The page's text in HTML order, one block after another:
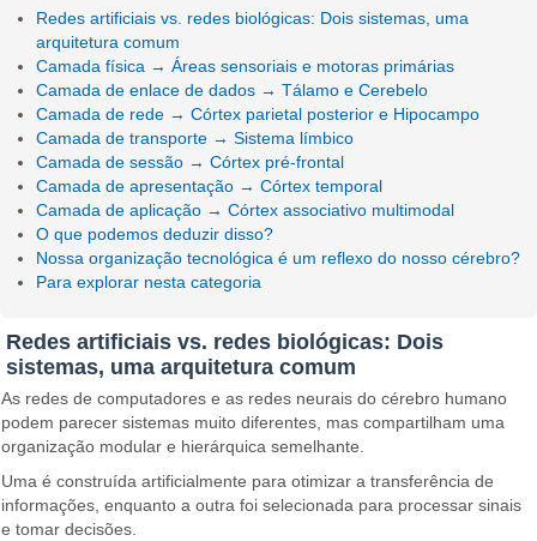
Redes artificiais vs. redes biológicas: Dois sistemas, uma
arquitetura comum
Camada física → Áreas sensoriais e motoras primárias
Camada de enlace de dados → Tálamo e Cerebelo
Camada de rede → Córtex parietal posterior e Hipocampo
Camada de transporte → Sistema límbico
Camada de sessão → Córtex pré-frontal
Camada de apresentação → Córtex temporal
Camada de aplicação → Córtex associativo multimodal
O que podemos deduzir disso?
Nossa organização tecnológica é um reflexo do nosso cérebro?
Para explorar nesta categoria
Redes artificiais vs. redes biológicas: Dois
sistemas, uma arquitetura comum
As redes de computadores e as redes neurais do cérebro humano
podem parecer sistemas muito diferentes, mas compartilham uma
organização modular e hierárquica semelhante.
Uma é construída artificialmente para otimizar a transferência de
informações, enquanto a outra foi selecionada para processar sinais
e tomar decisões.